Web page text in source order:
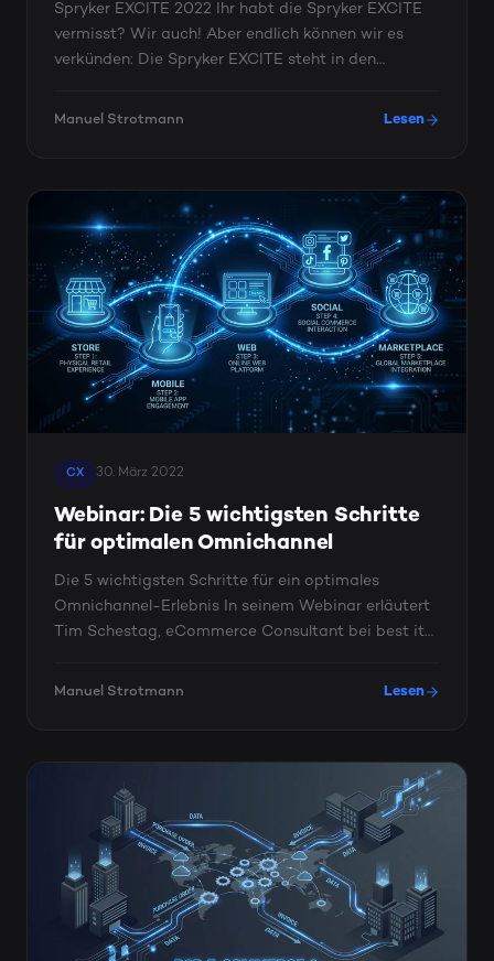
Spryker EXCITE 2022 Ihr habt die Spryker EXCITE
vermisst? Wir auch! Aber endlich können wir es
verkünden: Die Spryker EXCITE steht in den
Manuel Strotmann Lesen
CX 30. März 2022
Webinar: Die 5 wichtigsten Schritte
für optimalen Omnichannel
Die 5 wichtigsten Schritte für ein optimales
Omnichannel-Erlebnis In seinem Webinar erläutert
Tim Schestag, eCommerce Consultant bei best it
Manuel Strotmann Lesen